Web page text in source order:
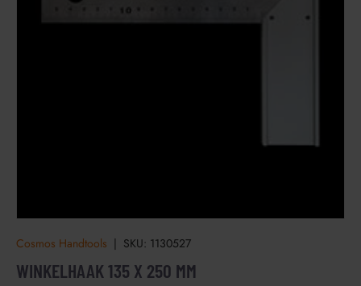
Cosmos Handtools | SKU: 1130527
WINKELHAAK 135 X 250 MM